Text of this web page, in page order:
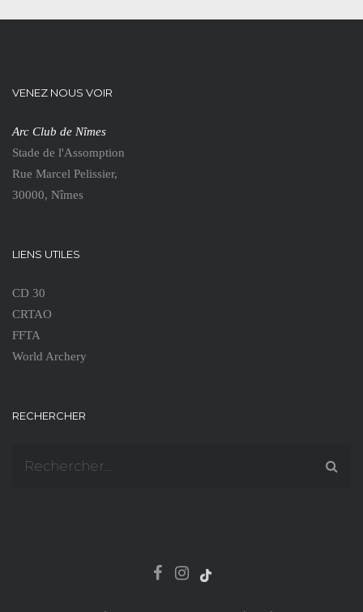
VENEZ NOUS VOIR
Arc Club de Nîmes
Stade de l'Assomption
Rue Marcel Pelissier,
30000, Nîmes
LIENS UTILES
CD 30
CRTAO
FFTA
World Archery
RECHERCHER